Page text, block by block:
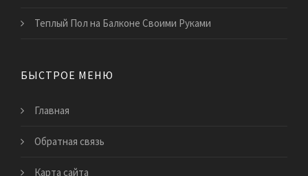
Теплый Пол на Балконе Своими Руками
БЫСТРОЕ МЕНЮ
Главная
Обратная связь
Карта сайта